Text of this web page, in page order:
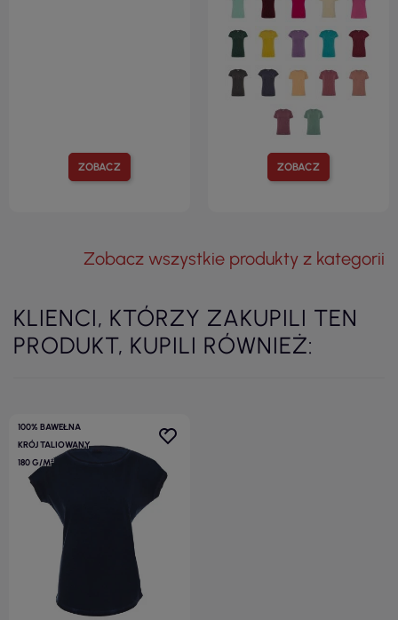
ZOBACZ ZOBACZ
Zobacz wszystkie produkty z kategorii
KLIENCI, KTÓRZY ZAKUPILI TEN
PRODUKT, KUPILI RÓWNIEŻ:
100% BAWEŁNA
KRÓJ TALIOWANY
180 G/M²